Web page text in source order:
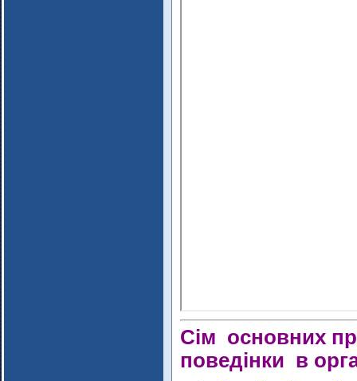
Сім основних
поведінки в